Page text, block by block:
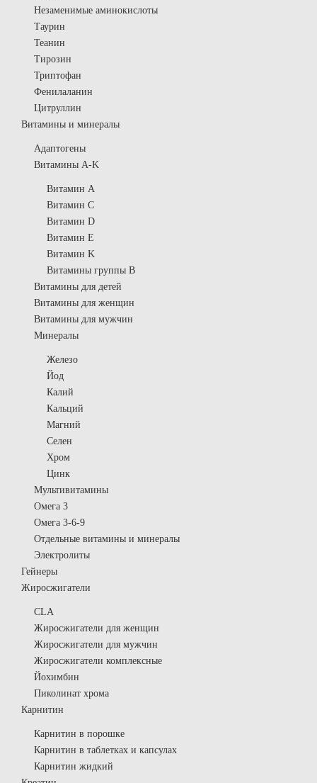
Незаменимые аминокислоты
Таурин
Теанин
Тирозин
Триптофан
Фенилаланин
Цитруллин
Витамины и минералы
Адаптогены
Витамины A-K
Витамин A
Витамин C
Витамин D
Витамин E
Витамин K
Витамины группы B
Витамины для детей
Витамины для женщин
Витамины для мужчин
Минералы
Железо
Йод
Калий
Кальций
Магний
Селен
Хром
Цинк
Мультивитамины
Омега 3
Омега 3-6-9
Отдельные витамины и минералы
Электролиты
Гейнеры
Жиросжигатели
CLA
Жиросжигатели для женщин
Жиросжигатели для мужчин
Жиросжигатели комплексные
Йохимбин
Пиколинат хрома
Карнитин
Карнитин в порошке
Карнитин в таблетках и капсулах
Карнитин жидкий